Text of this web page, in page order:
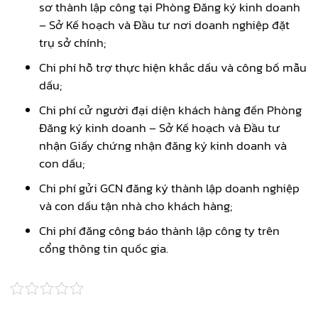
sơ thành lập công tại Phòng Đăng ký kinh doanh
– Sở Kế hoạch và Đầu tư nơi doanh nghiệp đặt
trụ sở chính;
Chi phí hỗ trợ thực hiện khắc dấu và công bố mẫu
dấu;
Chi phí cử người đại diện khách hàng đến Phòng
Đăng ký kinh doanh – Sở Kế hoạch và Đầu tư
nhận Giấy chứng nhận đăng ký kinh doanh và
con dấu;
Chi phí gửi GCN đăng ký thành lập doanh nghiệp
và con dấu tận nhà cho khách hàng;
Chi phíđăng công báo thành lập công ty trên
cổng thông tin quốc gia.